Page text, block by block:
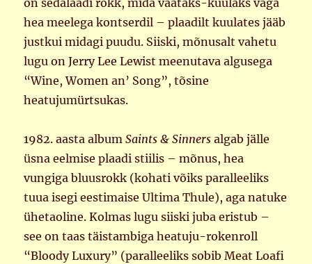
on sedalaadi rokk, mida vaataks-kuulaks väga
hea meelega kontserdil – plaadilt kuulates jääb
justkui midagi puudu. Siiski, mõnusalt vahetu
lugu on Jerry Lee Lewist meenutava algusega
“Wine, Women an’ Song”, tõsine
heatujumürtsukas.
1982. aasta albumSaints & Sinners algab jälle
üsna eelmise plaadi stiilis – mõnus, hea
vungiga bluusrokk (kohati võiks paralleeliks
tuua isegi eestimaise Ultima Thule), aga natuke
ühetaoline. Kolmas lugu siiski juba eristub –
see on taas täistambiga heatuju-rokenroll
“Bloody Luxury” (paralleeliks sobib Meat Loafi